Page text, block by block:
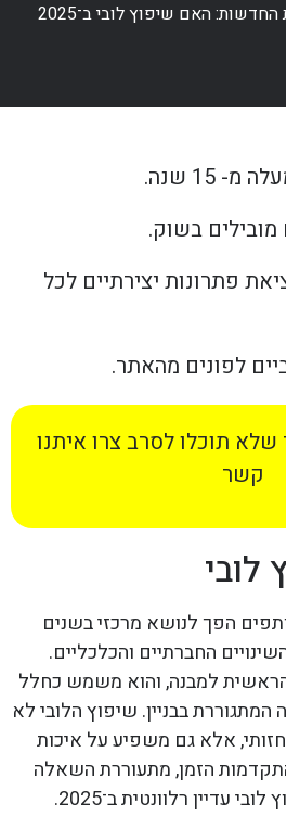
החלוקות החדשות: האם שיפוץ לובי ב־2025
15 שנה.
מובילים בשוק.
פתרונות יצירתיים לכל
לפונים מהאתר.
תוכלו לסרב צרו איתנו
קשר
הפך לנושא מרכזי בשנים
החברתיים והכלכליים.
הראשית למבנה, והוא משמש כחלל
המתגוררת בבניין. שיפוץ הלובי לא
אלא גם משפיע על איכות
הזמן, מתעוררת השאלה
עדיין רלוונטית ב־2025.